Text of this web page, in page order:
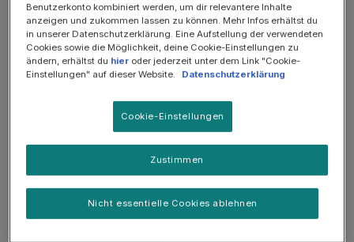
JETZT ENTDECKEN
Magen-Darm-Trakt
Benutzerkonto kombiniert werden, um dir relevantere Inhalte
anzeigen und zukommen lassen zu können. Mehr Infos erhältst du
in unserer Datenschutzerklärung. Eine Aufstellung der verwendeten
Cookies sowie die Möglichkeit, deine Cookie-Einstellungen zu
ändern, erhältst du hier oder jederzeit unter dem Link "Cookie-
Einstellungen" auf dieser Website.
Datenschutzerklärung
Cookie-Einstellungen
Nicht essentielle Cookies ablehnen
Zustimmen